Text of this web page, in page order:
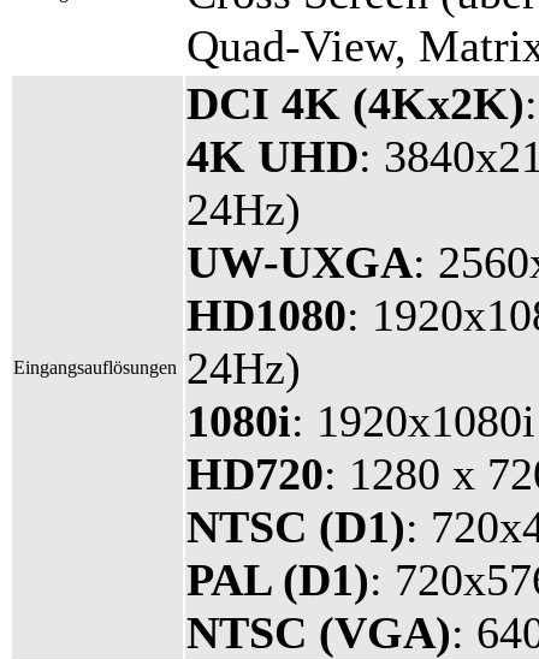
Quad-View,
Eingangsauflösungen
DCI 4K (4Kx2K)
4K UHD:
24Hz)
UW-UXGA:
HD1080:
24Hz)
1080i:
HD720: 1280 x
NTSC (D1):
PAL (D1):
NTSC (VGA):